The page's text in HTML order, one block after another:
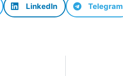
LinkedIn Telegram